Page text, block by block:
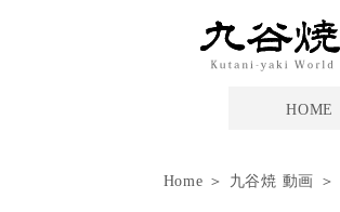
HOME
Home ＞ 九谷焼 動画